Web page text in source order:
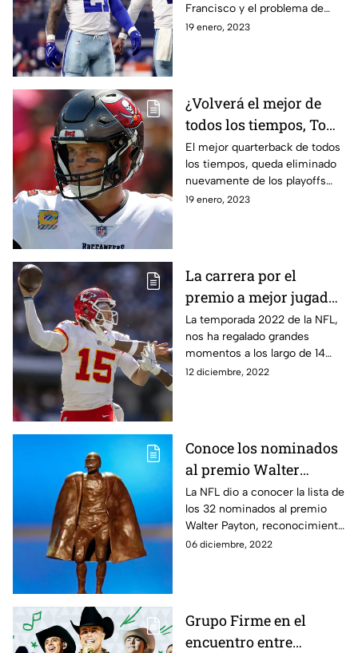
Francisco y el problema de
pateador es una cuestión a
19 enero, 2023
¿Volverá el mejor de
todos los tiempos, Tom
Brady?
El mejor quarterback de todos
los tiempos, queda eliminado
nuevamente de los playoffs
NFL. Este tema ha causado
19 enero, 2023
La carrera por el
premio a mejor jugador
del año en la NFL
La temporada 2022 de la NFL,
nos ha regalado grandes
momentos a los largo de 14
semanas de alto nivel y logró
12 diciembre, 2022
Conoce los nominados
al premio Walter
Payton de la NFL
La NFL dio a conocer la lista de
los 32 nominados al premio
Walter Payton, reconocimiento
que premia los actos altruistas
06 diciembre, 2022
Grupo Firme en el
encuentro entre